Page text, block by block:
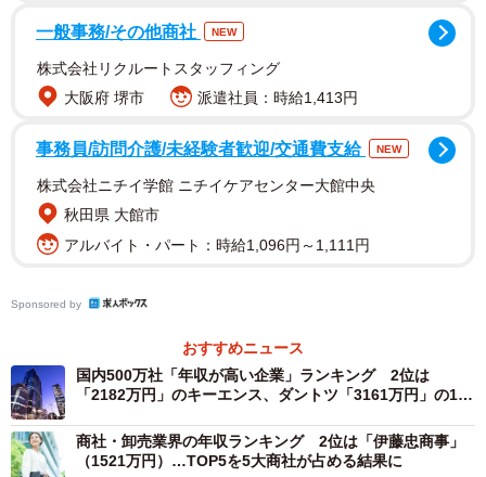
会社の「クリエイトSDホールディングス」（1182万円）で
した。事業会社はドラッグストアと調剤薬局を運営する株
式会社クリエイトエス・ディーなど4社で構成されていま
す。神奈川県を中心に出店しており、地域に密着した事業
展開を行っています。
続く2位は、株式会社ユニクロや株式会社ジーユーなどの衣
料品会社を傘下にもつ持株会社の「ファーストリテイリン
グ」（959万円）です。山口県山口市に本社を、東京都港区
の売り上げはZARAを擁するインディテックス（スペイ
ン）、H&M（スウェーデン）に次ぐ第3位であり、時価総
額は世界1位を誇っています。
3位には、「FOOD & LIFE COMPANIES」（865万円）がラ
一般事務/その他商社 NEW
株式会社リクルートスタッフィング
大阪府 堺市
派遣社員：時給1,413円
事務員/訪問介護/未経験者歓迎/交通費支給 NEW
株式会社ニチイ学館 ニチイケアセンター大館中央
秋田県 大館市
アルバイト・パート：時給1,096円～1,111円
Sponsored by
おすすめニュース
国内500万社「年収が高い企業」ランキング 2位は
「2182万円」のキーエンス、ダントツ「3161万円」の1位
商社・卸売業界の年収ランキング 2位は「伊藤忠商事」
（1521万円）…TOP5を5大商社が占める結果に